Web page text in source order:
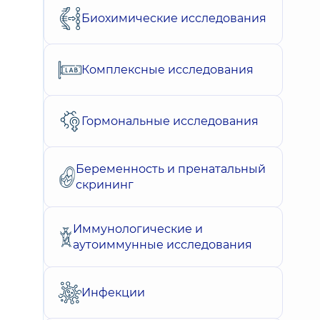
Биохимические исследования
Комплексные исследования
Гормональные исследования
Беременность и пренатальный
скрининг
Иммунологические и
аутоиммунные исследования
Инфекции